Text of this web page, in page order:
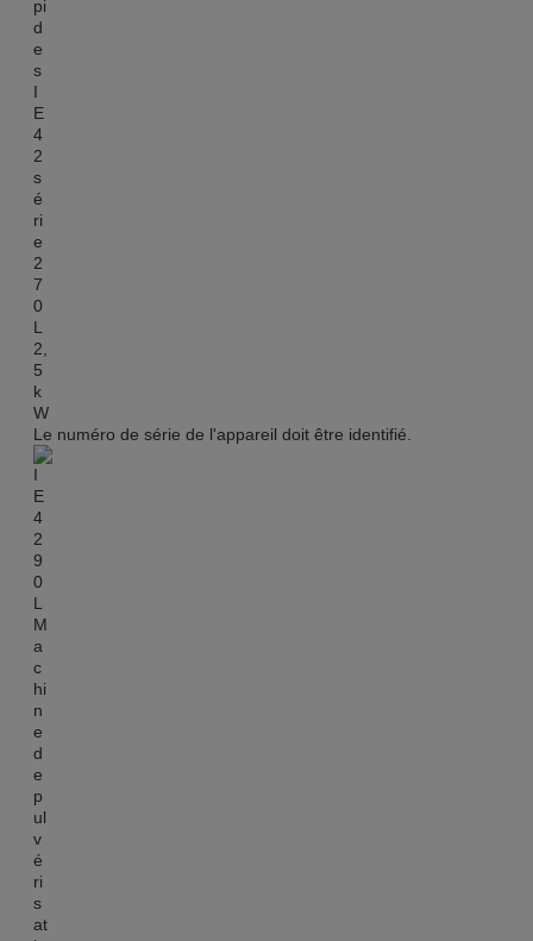
Le numéro de série de l'appareil doit être identifié.